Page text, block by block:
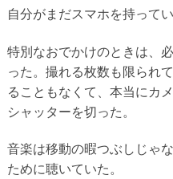
自分がまだスマホを持って
特別なおでかけのときは、
った。撮れる枚数も限られ
ることもなくて、本当にカ
シャッターを切った。
音楽は移動の暇つぶしじゃ
ために聴いていた。